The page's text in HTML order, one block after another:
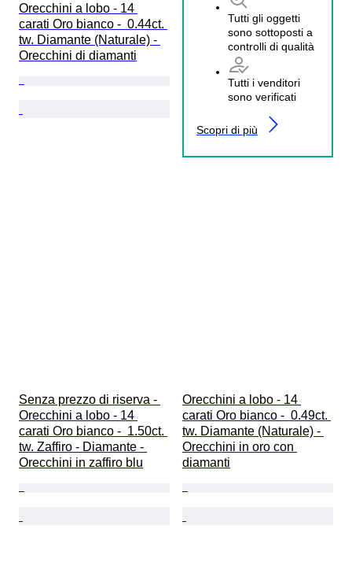
Tutti gli oggetti
sono sottoposti a
controlli di qualità
Tutti i venditori
sono verificati
Scopri di più
Orecchini a lobo - 14
carati Oro bianco -  0.44ct.
tw. Diamante (Naturale) -
Orecchini di diamanti
Senza prezzo di riserva -
Orecchini a lobo - 14
carati Oro bianco -  1.50ct.
tw. Zaffiro - Diamante -
Orecchini in zaffiro blu
Orecchini a lobo - 14
carati Oro bianco -  0.49ct.
tw. Diamante (Naturale) -
Orecchini in oro con
diamanti